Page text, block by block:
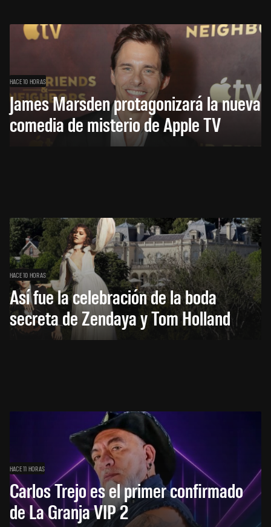
HACE 10 HORAS
James Marsden protagonizará la nueva
comedia de misterio de Apple TV
HACE 10 HORAS
Así fue la celebración de la boda
secreta de Zendaya y Tom Holland
HACE 11 HORAS
Carlos Trejo es el primer confirmado
de La Granja VIP 2